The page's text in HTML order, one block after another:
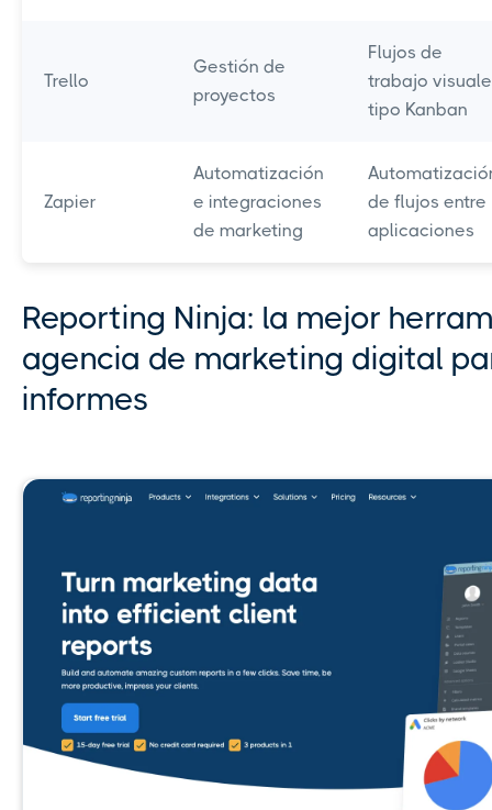
Trello
Gestión de
proyectos
Flujos de
trabajo
tipo Kanban
Zapier
Automatización
e integraciones
de marketing
de flujos entre
aplicaciones
Reporting Ninja: la mejor
agencia de marketing digital
informes